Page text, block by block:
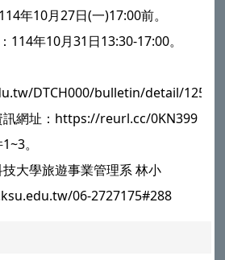
年10月27日(一)17:00前。
114年10月31日13:30-17:00。
DTCH000/bulletin/detail/12589
訊網址：https://reurl.cc/0KN399
。
大學旅遊事業管理系 林小
06-2727175#288